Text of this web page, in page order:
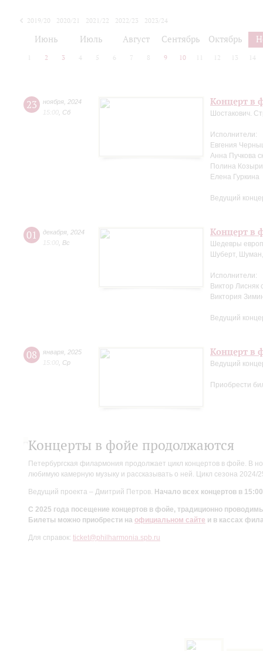
2019/20 2020/21 2021/22 2022/23
2023/24
Июнь Июль Август Сентябрь Октябрь
2 3 4 5 6 7 8 9 10 12 13 14
23 ноября 2024
15:00 Сб
Концерт в
Шостакович.
Исполнители:
Евгения
Анна Пучкова
Полина
Елена Гуркина
Ведущий
01 декабря 2024
15:00 Вс
Концерт в
Шедевры
Шуберт,
Исполнители:
Виктор Лисняк
Виктория
Ведущий
08 января 2025
15:00 Ср
Концерт в
Ведущий
Приобрести
Концерты в фойе продолжаются
Петербургская филармония продолжает цикл концертов в фойе. В
любимую камерную музыку и рассказывать о ней. Цикл сезона
Ведущий проекта – Дмитрий Петров. Начало всех концертов в
С 2025 года посещение концертов в фойе, традиционно
Билеты можно приобрести на официальном сайте и в кассах
Для справок: ticket@philharmonia.spb.ru